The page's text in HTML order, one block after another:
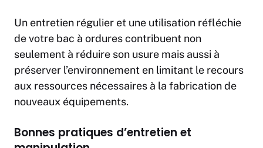
Un entretien régulier et une utilisation réfléchie
de votre bac à ordures contribuent non
seulement à réduire son usure mais aussi à
préserver l’environnement en limitant le recours
aux ressources nécessaires à la fabrication de
nouveaux équipements.
Bonnes pratiques d’entretien et